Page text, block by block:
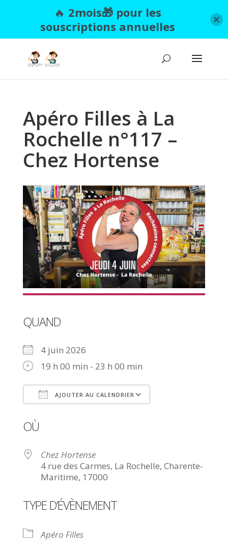
Apéro Filles à La
Rochelle n°117 –
Chez Hortense
QUAND
4 juin 2026
19 h 00 min - 23 h 00 min
AJOUTER AU CALENDRIER
OÙ
Chez Hortense
4 rue des Carmes, La Rochelle, Charente-
Maritime, 17000
TYPE D’ÉVÈNEMENT
Apéro Filles
🔥 2mois🎁 pour les
souscriptions annuelles